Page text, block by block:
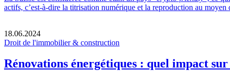
actifs, c’est-à-dire la titrisation numérique et la reproduction au
18.06.2024
Droit de l'immobilier & construction
Rénovations énergétiques : quel impact